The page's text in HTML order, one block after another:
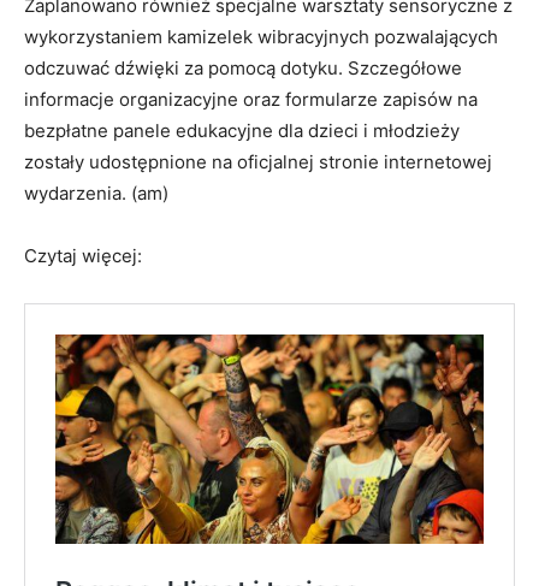
Zaplanowano również specjalne warsztaty sensoryczne z
wykorzystaniem kamizelek wibracyjnych pozwalających
odczuwać dźwięki za pomocą dotyku. Szczegółowe
informacje organizacyjne oraz formularze zapisów na
bezpłatne panele edukacyjne dla dzieci i młodzieży
zostały udostępnione na oficjalnej stronie internetowej
wydarzenia. (am)
Czytaj więcej: